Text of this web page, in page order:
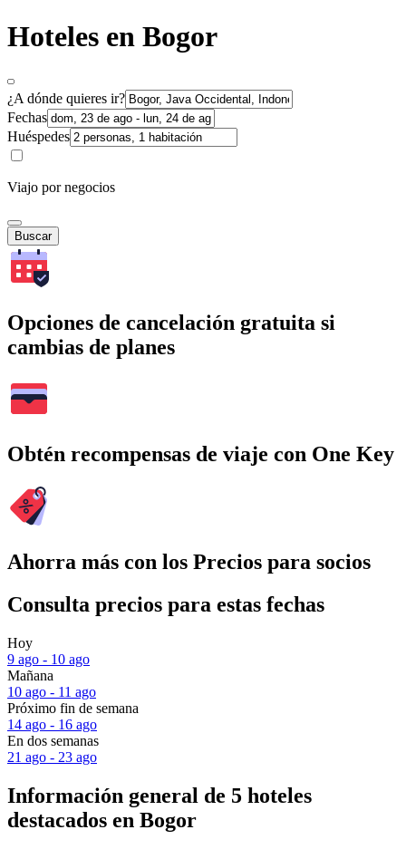
Hoteles en Bogor
¿A dónde quieres ir?
Fechas
Huéspedes
Viajo por negocios
Buscar
Opciones de cancelación gratuita si
cambias de planes
Obtén recompensas de viaje con One Key
Ahorra más con los Precios para socios
Consulta precios para estas fechas
Hoy
9 ago - 10 ago
Mañana
10 ago - 11 ago
Próximo fin de semana
14 ago - 16 ago
En dos semanas
21 ago - 23 ago
Información general de 5 hoteles
destacados en Bogor